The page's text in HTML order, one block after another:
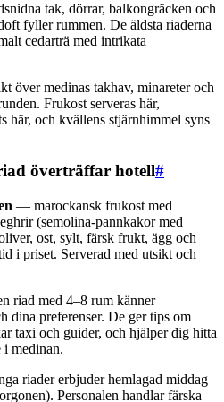
tak, dörrar, balkongräcken och
fyller rummen. De äldsta riaderna
cedarträ med intrikata
över medinas takhav, minareter och
Frukost serveras här,
här, och kvällens stjärnhimmel syns
överträffar hotell#
— marockansk frukost med
(semolina-pannkakor med
ost, sylt, färsk frukt, ägg och
i priset. Serverad med utsikt och
riad med 4–8 rum känner
dina preferenser. De ger tips om
taxi och guider, och hjälper dig hitta
medinan.
riader erbjuder hemlagad middag
Personalen handlar färska